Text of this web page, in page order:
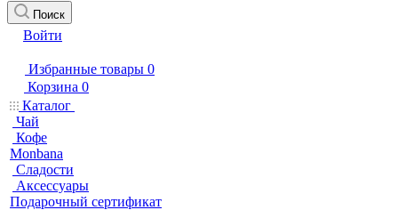
Поиск
Войти
Избранные товары 0
Корзина 0
Каталог
Чай
Кофе
Monbana
Сладости
Аксессуары
Подарочный сертификат